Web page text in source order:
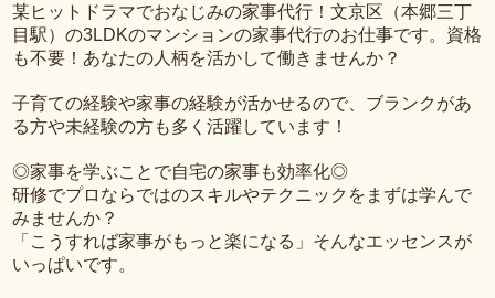
某ヒットドラマでおなじみの家事代行！文京区（本郷三丁
目駅）の3LDKのマンションの家事代行のお仕事です。資格
も不要！あなたの人柄を活かして働きませんか？
子育ての経験や家事の経験が活かせるので、ブランクがあ
る方や未経験の方も多く活躍しています！
◎家事を学ぶことで自宅の家事も効率化◎
研修でプロならではのスキルやテクニックをまずは学んで
みませんか？
「こうすれば家事がもっと楽になる」そんなエッセンスが
いっぱいです。